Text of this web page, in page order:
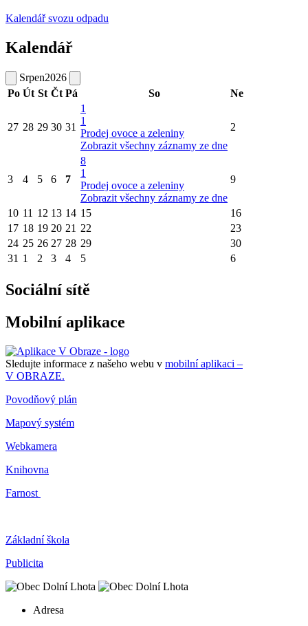
Kalendář svozu odpadu
Kalendář
Srpen2026
Po Út St Čt Pá So Ne
27 28 29 30 31
1
1
Prodej ovoce a zeleniny
Zobrazit všechny záznamy ze dne
2
3 4 5 6 7
8
1
Prodej ovoce a zeleniny
Zobrazit všechny záznamy ze dne
9
10 11 12 13 14 15
16
17 18 19 20 21 22
23
24 25 26 27 28 29
30
31 1 2 3 4 5 6
Sociální sítě
Mobilní aplikace
Sledujte informace z našeho webu v mobilní aplikaci –
V OBRAZE.
Povodňový plán
Mapový systém
Webkamera
Knihovna
Farnost
Základní škola
Publicita
Adresa